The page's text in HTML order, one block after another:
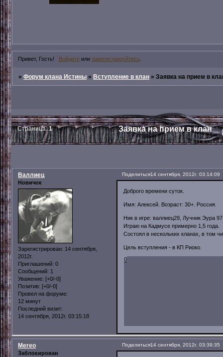
Привет, Гость! Войдитеили зарегистрируйтесь
»Форум клана Истины »Вступление в клан »Заявка на прием в
Заявка на прием в клан
Страница:1
Поделиться14 сентября, 2012г. 03:14:09
Валлиец
Новичок
Зарегистрирован: 14 сентября,
2012г.
Приглашений: 0
Сообщений: 1
Уважение: [+0/-0]
Позитив: [+0/-0]
Провел на форуме:
12 минут
Последний визит:
14 сентября, 2012г. 03:15:18
Доброго времени суток.
Имя: Алексей. Возраст: 30+. Россия.
Ник в игре: валлиец29, Лучник Эура
Играю на Кадмусе примерно 1,5 года.
Состоял в нескольких кланах, в том
Цель вступления - в КП Риоко.
0
Поделиться14 сентября, 2012г. 03:39:35
Mereo
Заблокирован